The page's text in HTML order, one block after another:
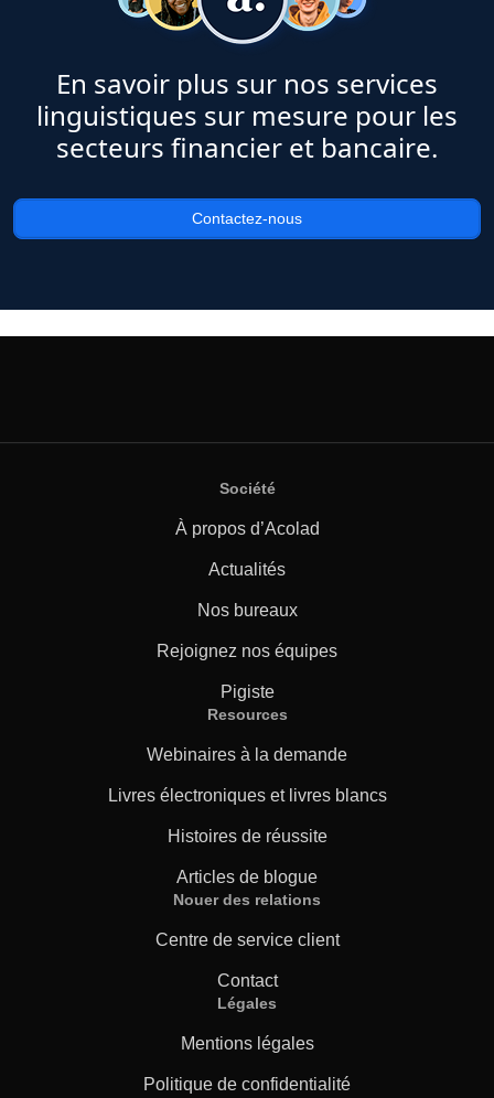
En savoir plus sur nos services
linguistiques sur mesure pour les
secteurs financier et bancaire.
Contactez-nous
Société
À propos d’Acolad
Actualités
Nos bureaux
Rejoignez nos équipes
Pigiste
Resources
Webinaires à la demande
Livres électroniques et livres blancs
Histoires de réussite
Articles de blogue
Nouer des relations
Centre de service client
Contact
Légales
Mentions légales
Politique de confidentialité